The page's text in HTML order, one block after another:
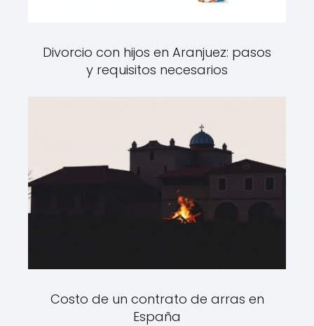
Divorcio con hijos en Aranjuez: pasos
y requisitos necesarios
Costo de un contrato de arras en
España